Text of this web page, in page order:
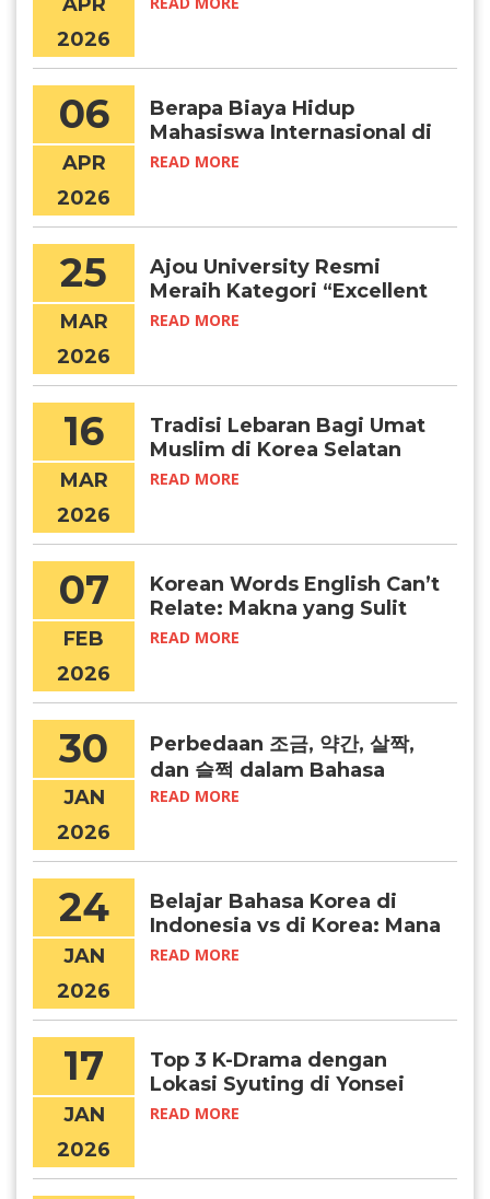
2026
06
APR
2026
Berapa Biaya Hidup
Mahasiswa Internasional di
Seoul per Bulan?
READ MORE
25
MAR
2026
Ajou University Resmi
Meraih Kategori “Excellent
Certified University” (IEQAS)
READ MORE
16
MAR
2026
Tradisi Lebaran Bagi Umat
Muslim di Korea Selatan
READ MORE
07
FEB
2026
Korean Words English Can’t
Relate: Makna yang Sulit
Diterjemahkan
READ MORE
30
JAN
2026
Perbedaan 조금, 약간, 살짝,
dan 슬쩍 dalam Bahasa
Korea
READ MORE
24
JAN
2026
Belajar Bahasa Korea di
Indonesia vs di Korea: Mana
yang Lebih Efektif?
READ MORE
17
JAN
2026
Top 3 K-Drama dengan
Lokasi Syuting di Yonsei
University
READ MORE